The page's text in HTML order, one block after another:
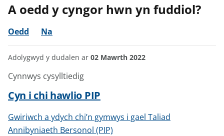
A oedd y cyngor hwn yn fuddiol?
Oedd Na
Adolygwyd y dudalen ar 02 Mawrth 2022
Cynnwys cysylltiedig
Cyn i chi hawlio PIP
Gwiriwch a ydych chi’n gymwys i gael Taliad
Annibyniaeth Bersonol (PIP)